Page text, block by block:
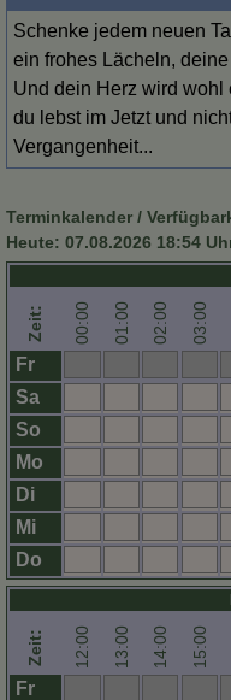
Schenke jedem neuen
ein frohes Lächeln,
Und dein Herz wird wohl
du lebst im Jetzt und
Vergangenheit...
Terminkalender /
Heute: 07.08.2026 18:54
Zeit: 00:00 01:00 02:00 03:00
Fr
Sa
So
Mo
Di
Mi
Do
Zeit: 12:00 13:00 14:00 15:00
Fr